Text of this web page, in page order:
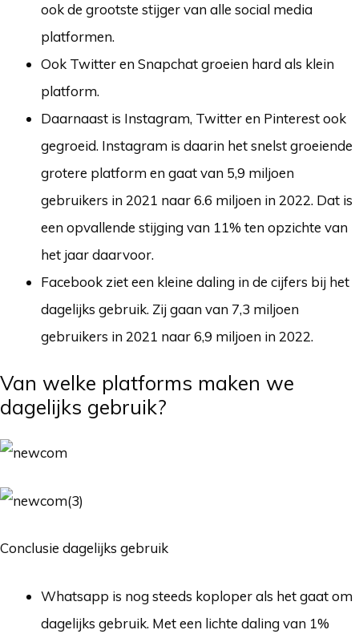
ook de grootste stijger van alle social media
platformen.
Ook Twitter en Snapchat groeien hard als klein
platform.
Daarnaast is Instagram, Twitter en Pinterest ook
gegroeid. Instagram is daarin het snelst groeiende
grotere platform en gaat van 5,9 miljoen
gebruikers in 2021 naar 6.6 miljoen in 2022. Dat is
een opvallende stijging van 11% ten opzichte van
het jaar daarvoor.
Facebook ziet een kleine daling in de cijfers bij het
dagelijks gebruik. Zij gaan van 7,3 miljoen
gebruikers in 2021 naar 6,9 miljoen in 2022.
Van welke platforms maken we
dagelijks gebruik?
Conclusie dagelijks gebruik
Whatsapp is nog steeds koploper als het gaat om
dagelijks gebruik. Met een lichte daling van 1%